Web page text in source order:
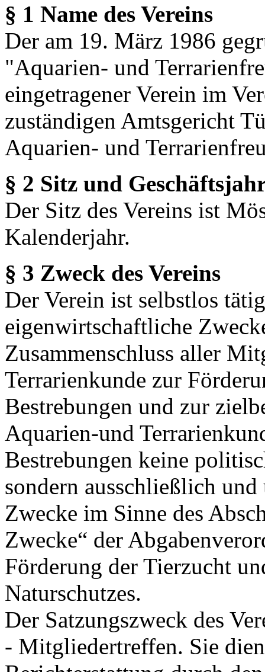
§ 1 Name des Vereins
Der am 19. März 1986
"Aquarien- und
eingetragener Verein im
zuständigen Amtsgericht
Aquarien- und
§ 2 Sitz und
Der Sitz des Vereins ist
Kalenderjahr.
§ 3 Zweck des Vereins
Der Verein ist selbstlos
eigenwirtschaftliche
Zusammenschluss aller
Terrarienkunde zur
Bestrebungen und zur
Aquarien-und
Bestrebungen keine
sondern ausschließlich
Zwecke im Sinne des
Zwecke“ der
Förderung der Tierzucht
Naturschutzes.
Der Satzungszweck des
- Mitgliedertreffen. Sie